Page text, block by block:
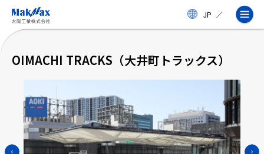
コ
ン
JP ／
企業情報
事業紹介
OIMACHI TRACKS（大井町トラックス）